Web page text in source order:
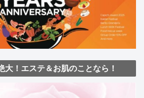
大！エステ＆お肌のことなら！